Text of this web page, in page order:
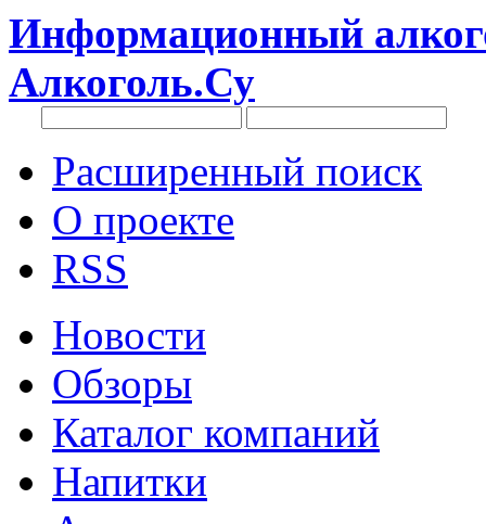
Информационный
Алкоголь.Су
Расширенный поиск
О проекте
RSS
Новости
Обзоры
Каталог компаний
Напитки